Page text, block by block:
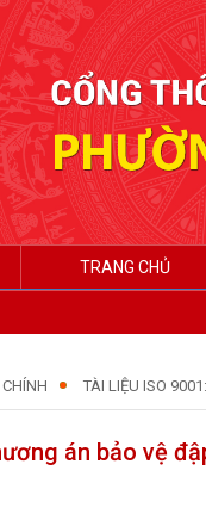
TRANG CHỦ
TÀI LIỆU ISO
án bảo vệ